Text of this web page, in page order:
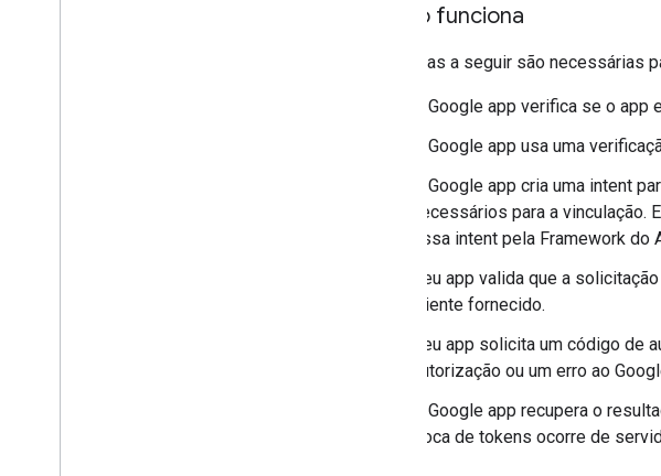
Como funciona
As etapas a seguir são necessárias
O Google app verifica se o
O Google app usa uma
O Google app cria uma intent
necessários para a
essa intent pela Framework do
Seu app valida que a
cliente fornecido.
Seu app solicita um código de
autorização ou um erro ao
O Google app recupera o
troca de tokens ocorre de